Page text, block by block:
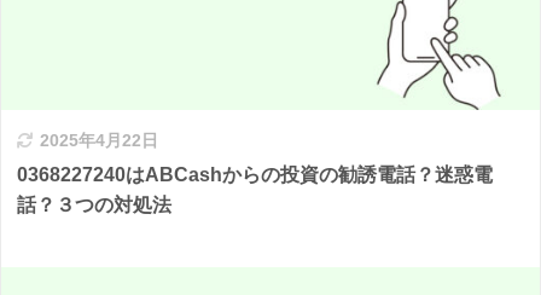
2025年4月22日
0368227240はABCashからの投資の勧誘電話？迷惑電
話？３つの対処法